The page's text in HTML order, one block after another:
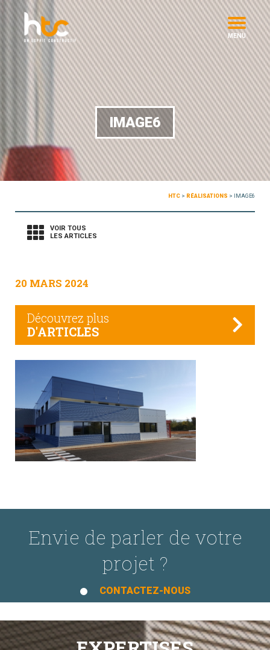
MENU
IMAGE6
HTC > RÉALISATIONS > IMAGE6
VOIR TOUS
LES ARTICLES
20 MARS 2024
Découvrez plus
D'ARTICLES
Envie de parler de votre
projet ?
CONTACTEZ-NOUS